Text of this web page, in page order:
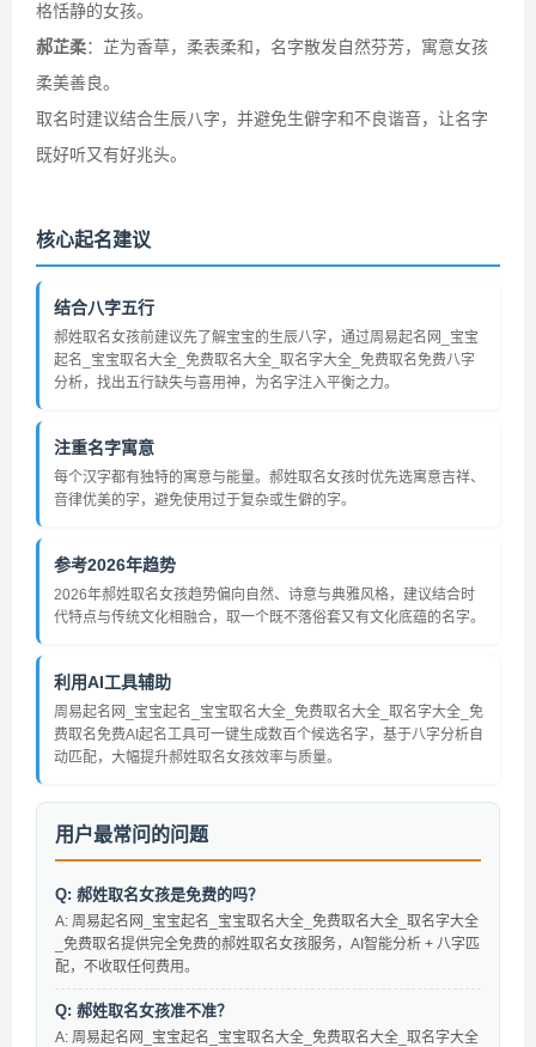
格恬静的女孩。
郝芷柔：芷为香草，柔表柔和，名字散发自然芬芳，寓意女孩
柔美善良。
取名时建议结合生辰八字，并避免生僻字和不良谐音，让名字
既好听又有好兆头。
核心起名建议
结合八字五行
郝姓取名女孩前建议先了解宝宝的生辰八字，通过周易起名网_宝宝
起名_宝宝取名大全_免费取名大全_取名字大全_免费取名免费八字
分析，找出五行缺失与喜用神，为名字注入平衡之力。
注重名字寓意
每个汉字都有独特的寓意与能量。郝姓取名女孩时优先选寓意吉祥、
音律优美的字，避免使用过于复杂或生僻的字。
参考2026年趋势
2026年郝姓取名女孩趋势偏向自然、诗意与典雅风格，建议结合时
代特点与传统文化相融合，取一个既不落俗套又有文化底蕴的名字。
利用AI工具辅助
周易起名网_宝宝起名_宝宝取名大全_免费取名大全_取名字大全_免
费取名免费AI起名工具可一键生成数百个候选名字，基于八字分析自
动匹配，大幅提升郝姓取名女孩效率与质量。
用户最常问的问题
Q: 郝姓取名女孩是免费的吗？
A: 周易起名网_宝宝起名_宝宝取名大全_免费取名大全_取名字大全
_免费取名提供完全免费的郝姓取名女孩服务，AI智能分析 + 八字匹
配，不收取任何费用。
Q: 郝姓取名女孩准不准？
A: 周易起名网_宝宝起名_宝宝取名大全_免费取名大全_取名字大全